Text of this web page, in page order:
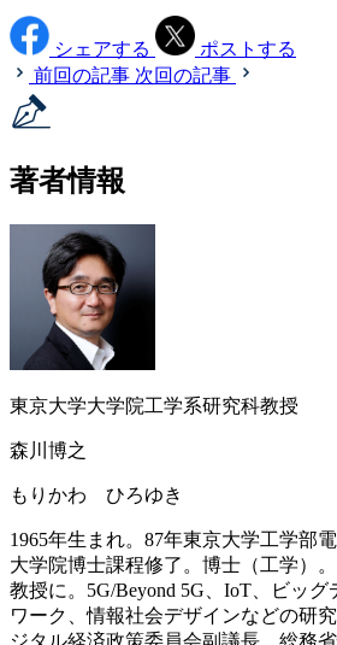
シェアする
ポストする
前回の記事 次回の記事
著者情報
東京大学大学院工学系研究科教授
森川博之
もりかわ ひろゆき
1965年生まれ。87年東京大学工学部
大学院博士課程修了。博士（工学）
教授に。5G/Beyond 5G、IoT、ビッグ
ワーク、情報社会デザインなどの研
ジタル経済政策委員会副議長、総務